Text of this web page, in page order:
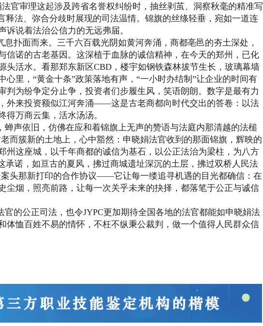
官审理这起涉及跨省名誉权纠纷时，抽丝剥茧、洞察秋毫的精准写
释法、弥合分歧时展现的司法温情。锦旗的丝绦轻垂，宛如一道连
说着法治公信力的无远弗届。
息扑面而来。三千六百载光阴如黄河奔涌，商都亳邑的夯土深处，
信诺的古老基因。这深植于血脉的诚信精神，在今天的郑州，已化
头活水。看那郑东新区CBD，楼宇如钢铁森林拔节生长，玻璃幕墙
心里，“黄金十条”政策落地有声，“一小时办结制”让企业的时间有
判为纷争定分止争，投资者们步履生风，笑语朗朗。数字是最有力
外来投资额似江河奔涌——这是古老商都向时代交出的答卷：以法
得万商云集，活水汤汤。
蝉声依旧，仿佛在应和着锦旗上无声的赞语与法庭内那清越的法槌
而簇新的土地上，心中豁然：申晓娟法官收到的那面锦旗，辉映的
州这座城，以千年商都的诚信为基石，以公正法治为梁柱，为八方
承诺，如亘古的夏风，拂过商城遗址深沉的土层，拂过双桥人民法
案头那新打印的合作协议——它让每一缕追寻机遇的目光都确信：在
尘烟，照亮前路，让每一次关乎未来的抉择，都落笔于公正与诚信
官的公正司法，也令JYPC更加期待全国各地的法官都能如申晓娟法
体恤百姓不易的情怀，不枉不纵秉公裁判，做一个值得人民群众信